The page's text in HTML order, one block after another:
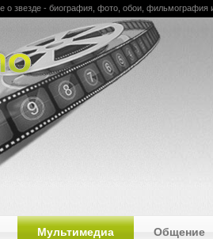
о звезде - биография, фото, обои, фильмография
Мультимедиа Общение